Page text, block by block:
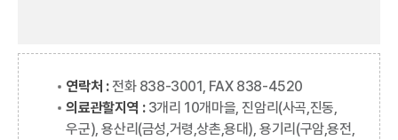
연락처 :전화 838-3001, FAX 838-4520
의료관할지역 : 3개리 10개마을, 진암리(사곡,진동,
우군), 용산리(금성,거령,상촌,용대), 용기리(구암,용전,